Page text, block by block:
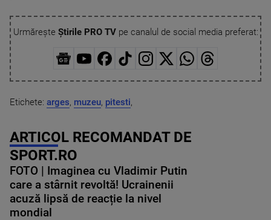
Urmărește Știrile PRO TVpe canalul de social media preferat:
Etichete: arges, muzeu, pitesti,
ARTICOL RECOMANDAT DE
SPORT.RO
FOTO | Imaginea cu Vladimir Putin
care a stârnit revoltă! Ucrainenii
acuză lipsă de reacție la nivel
mondial